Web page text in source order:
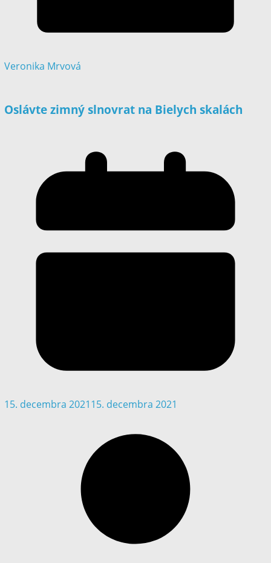
Veronika Mrvová
Oslávte zimný slnovrat na Bielych skalách
15. decembra 202115. decembra 2021